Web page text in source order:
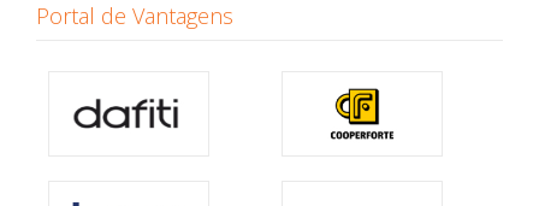
Portal de Vantagens